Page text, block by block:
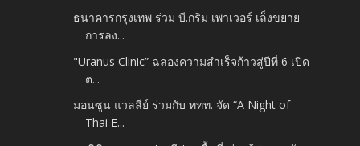
ธนาคารกรุงเทพ ร่วม บี.กริม เพาเวอร์ เล็งขยาย
การลง...
"Uranus Clinic” ฉลองความสำเร็จก้าวสู่ปีที่ 6 เปิด
ต...
มอนซูน แวลลีย์ ร่วมกับ ททท. จัด “A Night of
Thai E...